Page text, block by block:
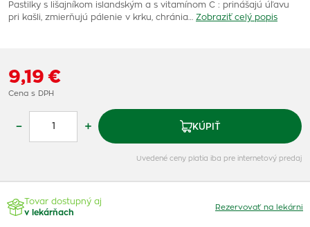
Pastilky s lišajníkom islandským a s vitamínom C : prinášajú úľavu
pri kašli, zmierňujú pálenie v krku, chránia…
Zobraziť celý popis
9,19 €
Cena s DPH
– + KÚPIŤ
Uvedené ceny platia iba pre internetový predaj
Tovar dostupný aj
v lekárňach
Rezervovať na lekárni